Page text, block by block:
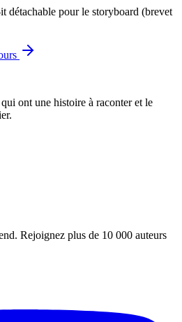
détachable pour le storyboard (brevet
ont une histoire à raconter et le
Rejoignez plus de 10 000 auteurs